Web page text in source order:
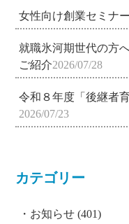
女性向け創業セミナ
就職氷河期世代の方
ご紹介2026/07/28
令和８年度「後継者
2026/07/23
カテゴリー
お知らせ(401)